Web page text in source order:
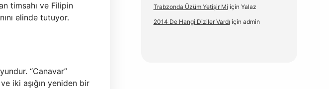
timsahı ve Filipin
elinde tutuyor.
“Canavar”
iki aşığın yeniden bir
Trabzonda Üzüm Yetişir Mi için Yalaz
2014 De Hangi Diziler Vardı için admin